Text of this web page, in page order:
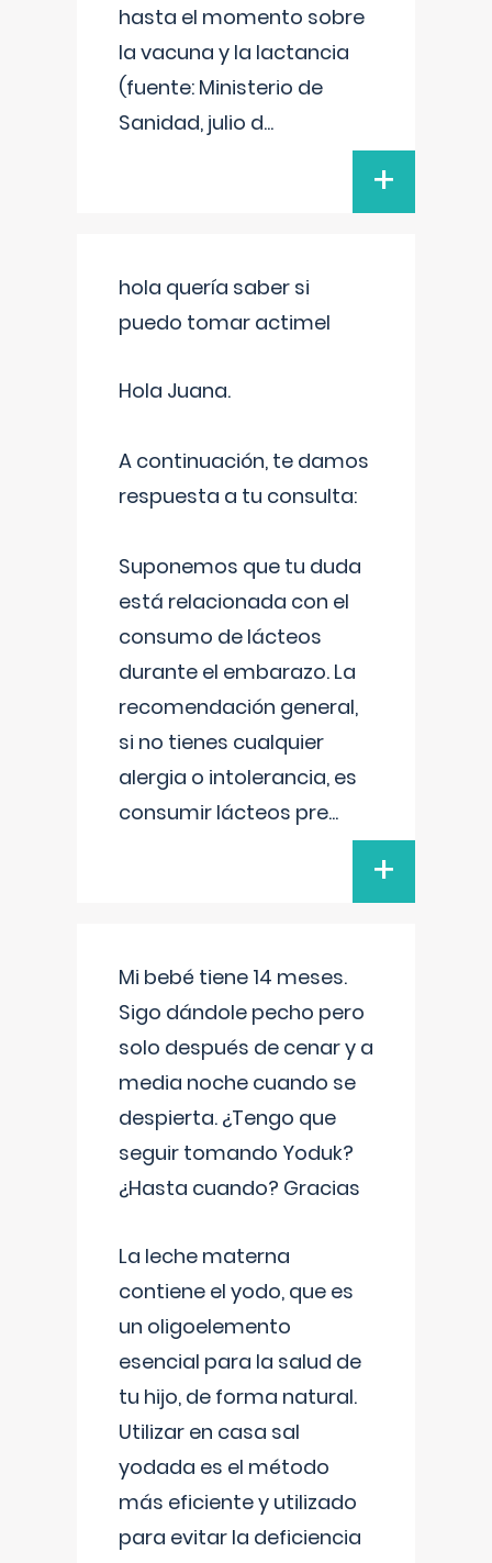
hasta el momento sobre
la vacuna y la lactancia
(fuente: Ministerio de
Sanidad, julio d...
+
hola quería saber si
puedo tomar actimel
Hola Juana.
A continuación, te damos
respuesta a tu consulta:
Suponemos que tu duda
está relacionada con el
consumo de lácteos
durante el embarazo. La
recomendación general,
si no tienes cualquier
alergia o intolerancia, es
consumir lácteos pre...
+
Mi bebé tiene 14 meses.
Sigo dándole pecho pero
solo después de cenar y a
media noche cuando se
despierta. ¿Tengo que
seguir tomando Yoduk?
¿Hasta cuando? Gracias
La leche materna
contiene el yodo, que es
un oligoelemento
esencial para la salud de
tu hijo, de forma natural.
Utilizar en casa sal
yodada es el método
más eficiente y utilizado
para evitar la deficiencia